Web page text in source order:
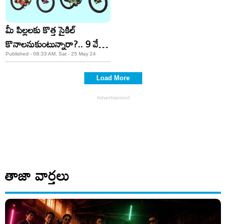
మీ పిల్లలకు కొత్త సైకిల్
కొనాలనుకుంటున్నారా?.. 9 వేల
సైకిల్ 3 వేలకే.. త్వరపడండి
Published - 08:33 AM, Sat - 25 May 24
Load More
తాజా వార్తలు